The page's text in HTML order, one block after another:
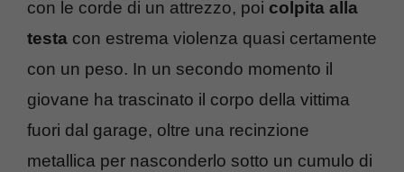
con le corde di un attrezzo, poi colpita alla
testa con estrema violenza quasi certamente
con un peso. In un secondo momento il
giovane ha trascinato il corpo della vittima
fuori dal garage, oltre una recinzione
metallica per nasconderlo sotto un cumulo di